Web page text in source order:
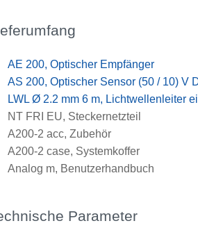
AE 200, Optischer Empfänger
AS 200, Optischer Sensor (50 / 10) V
LWL Ø 2.2 mm 6 m, Lichtwellenleiter
NT FRI EU, Steckernetzteil
A200-2 acc, Zubehör
A200-2 case, Systemkoffer
Analog m, Benutzerhandbuch
Parameter